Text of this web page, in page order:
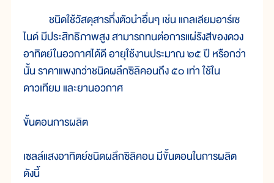
ชนิดใช้วัสดุสารกึ่งตัวนำอื่นๆ เช่น แกลเลียมอาร์เซ
ไนด์ มีประสิทธิภาพสูง สามารถทนต่อการแผ่รังสีของดวง
อาทิตย์ในอวกาศได้ดี อายุใช้งานประมาณ ๒๕ ปี หรือกว่า
นั้น ราคาแพงกว่าชนิดผลึกซิลิคอนถึง ๕๐ เท่า ใช้ใน
ดาวเทียม และยานอวกาศ
ขั้นตอนการผลิต
เซลล์แสงอาทิตย์ชนิดผลึกซิลิคอน มีขั้นตอนในการผลิต
ดังนี้